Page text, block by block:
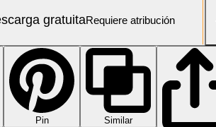
gratuitaRequiere atribución
Pin
Similar